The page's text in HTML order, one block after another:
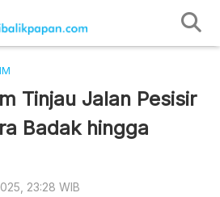
Tinjau Jalan Pesisir
Badak hingga
23:28 WIB